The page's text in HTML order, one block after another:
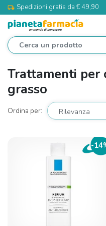
local_shipping Spedizioni gratis da € 49,90
Trattamenti per
grasso
Ordina per:
-14